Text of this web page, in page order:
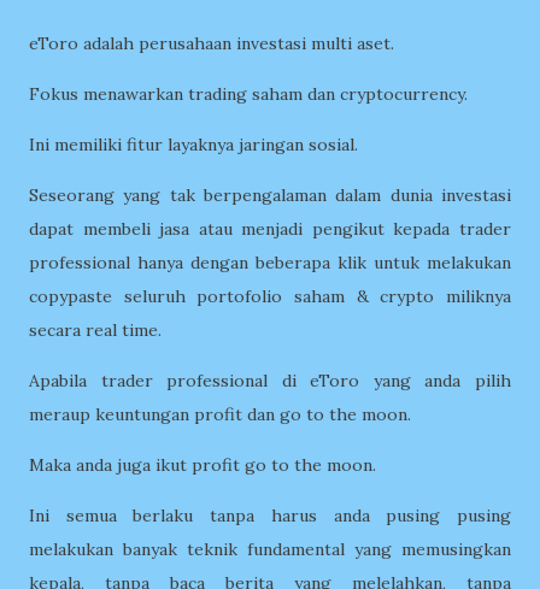
eToro adalah perusahaan investasi multi aset.
Fokus menawarkan trading saham dan cryptocurrency.
Ini memiliki fitur layaknya jaringan sosial.
Seseorang yang tak berpengalaman dalam dunia investasi
dapat membeli jasa atau menjadi pengikut kepada trader
professional hanya dengan beberapa klik untuk melakukan
copypaste seluruh portofolio saham & crypto miliknya
secara real time.
Apabila trader professional di eToro yang anda pilih
meraup keuntungan profit dan go to the moon.
Maka anda juga ikut profit go to the moon.
Ini semua berlaku tanpa harus anda pusing pusing
melakukan banyak teknik fundamental yang memusingkan
kepala, tanpa baca berita yang melelahkan, tanpa